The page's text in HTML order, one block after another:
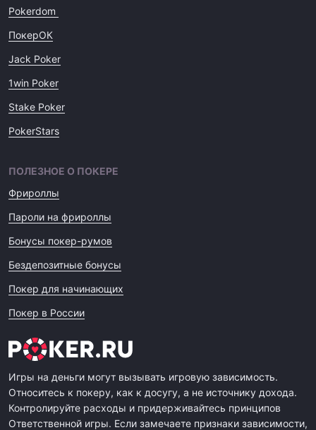
Pokerdom
ПокерОК
Jack Poker
1win Poker
Stake Poker
PokerStars
ПОЛЕЗНОЕ О ПОКЕРЕ
Фрироллы
Пароли на фрироллы
Бонусы покер-румов
Бездепозитные бонусы
Покер для начинающих
Покер в России
Игры на деньги могут вызывать игровую зависимость.
Относитесь к покеру, как к досугу, а не источнику дохода.
Контролируйте расходы и придерживайтесь принципов
Ответственной игры. Если замечаете признаки зависимости,